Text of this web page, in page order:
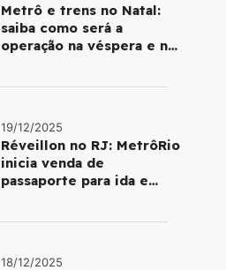
Metrô e trens no Natal:
saiba como será a
operação na véspera e no
19/12/2025
Réveillon no RJ: MetrôRio
inicia venda de
passaporte para ida e
18/12/2025